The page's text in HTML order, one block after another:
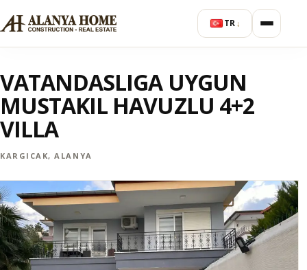
TR ↓
VATANDASLIGA UYGUN
MUSTAKIL HAVUZLU 4+2
VILLA
KARGICAK, ALANYA